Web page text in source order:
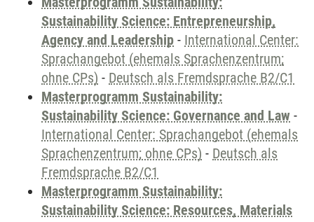
Sustainability Science: Entrepreneurship,
Agency and Leadership - International Center:
Sprachangebot (ehemals Sprachenzentrum;
ohne CPs) - Deutsch als Fremdsprache B2/C1
Masterprogramm Sustainability:
Sustainability Science: Governance and Law -
International Center: Sprachangebot (ehemals
Sprachenzentrum; ohne CPs) - Deutsch als
Fremdsprache B2/C1
Masterprogramm Sustainability:
Sustainability Science: Resources, Materials